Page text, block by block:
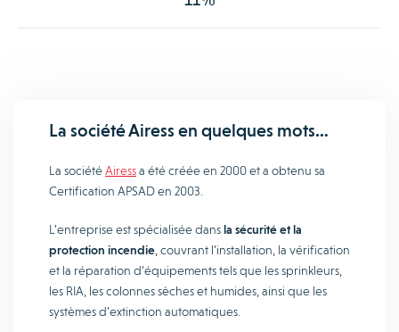
La société Airess en quelques mots…
La sociétéAiressa été créée en 2000 et a obtenu sa
Certification APSAD en 2003.
L’entreprise est spécialisée dansla sécurité et la
protection incendie , couvrant l’installation, la vérification
et la réparation d’équipements tels que les sprinkleurs,
les RIA, les colonnes sèches et humides, ainsi que les
systèmes d’extinction automatiques.